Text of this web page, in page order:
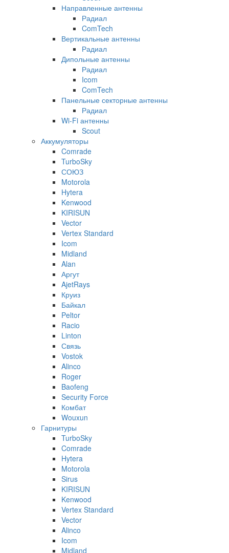
Направленные антенны
Радиал
ComTech
Вертикальные антенны
Радиал
Дипольные антенны
Радиал
Icom
ComTech
Панельные секторные антенны
Радиал
Wi-Fi антенны
Scout
Аккумуляторы
Comrade
TurboSky
СОЮЗ
Motorola
Hytera
Kenwood
KIRISUN
Vector
Vertex Standard
Icom
Midland
Alan
Аргут
AjetRays
Круиз
Байкал
Peltor
Racio
Linton
Связь
Vostok
Alinco
Roger
Baofeng
Security Force
Комбат
Wouxun
Гарнитуры
TurboSky
Comrade
Hytera
Motorola
Sirus
KIRISUN
Kenwood
Vertex Standard
Vector
Alinco
Icom
Midland